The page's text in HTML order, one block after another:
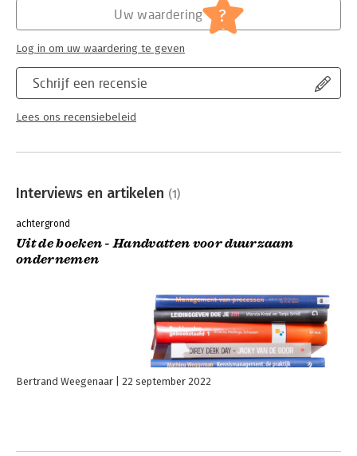
Hoofdrubriek: Algemeen management
Schrijf een recensie
Lees ons recensiebeleid
Uw waardering ?
Log in om uw waardering te geven
Interviews en artikelen (1)
achtergrond
Uit de boeken - Handvatten voor duurzaam
ondernemen
Bertrand Weegenaar 22 september 2022